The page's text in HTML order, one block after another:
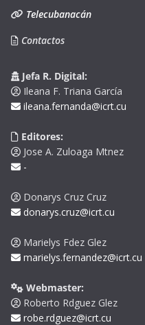
Telecubanacán
Contactos
Jefa R. Digital:
Ileana F. Triana García
ileana.fernanda@icrt.cu
Editores:
Jose A. Zuloaga Mtnez
-
Donarys Cruz Cruz
donarys.cruz@icrt.cu
Marielys Fdez Glez
marielys.fernandez@icrt.cu
Webmaster:
Roberto Rdguez Glez
robe.rdguez@icrt.cu